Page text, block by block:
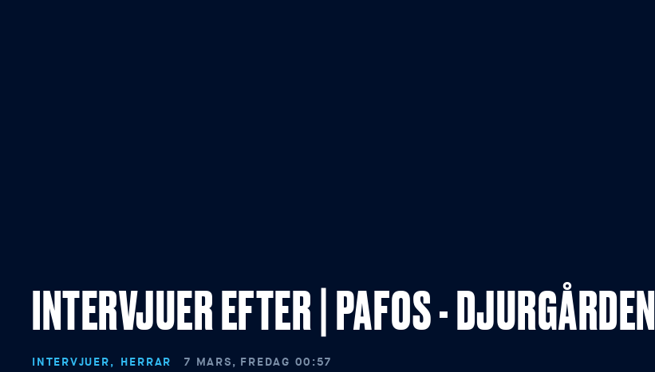
INTERVJUER EFTER | PAFOS - DJURGÅRDEN
INTERVJUER HERRAR 7 MARS, FREDAG 00:57